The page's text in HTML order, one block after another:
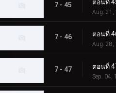
7 - 45
Aug. 21,
7 - 46
Aug. 28,
7 - 47
Sep. 04,